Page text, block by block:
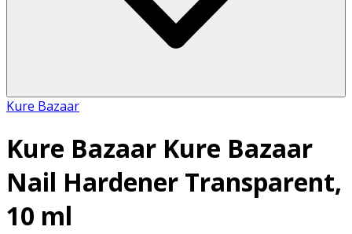
Kure Bazaar
Kure Bazaar Kure Bazaar
Nail Hardener Transparent,
10 ml